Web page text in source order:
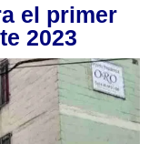
el primer
2023